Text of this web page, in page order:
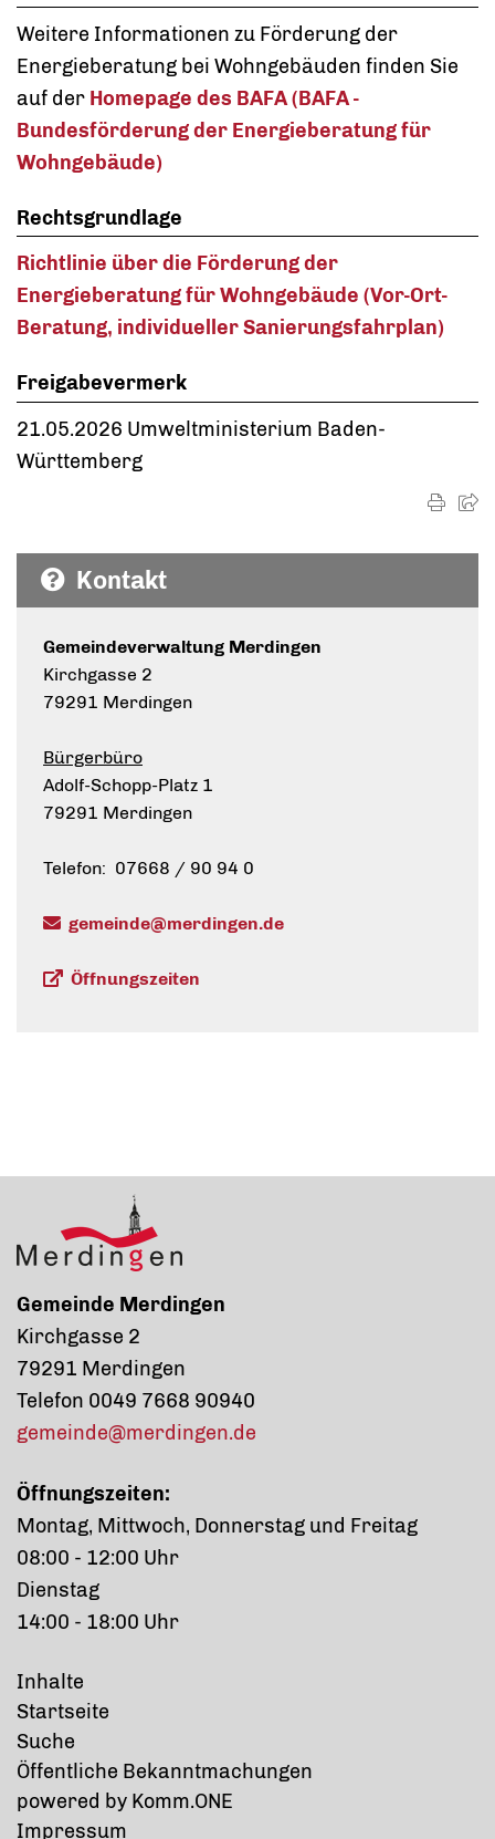
Weitere Informationen zu Förderung der
Energieberatung bei Wohngebäuden finden Sie
auf der Homepage des BAFA (BAFA -
Bundesförderung der Energieberatung für
Wohngebäude)
Rechtsgrundlage
Richtlinie über die Förderung der
Energieberatung für Wohngebäude (Vor-Ort-
Beratung, individueller Sanierungsfahrplan)
Freigabevermerk
21.05.2026 Umweltministerium Baden-
Württemberg
Kontakt
Gemeindeverwaltung Merdingen
Kirchgasse 2
79291 Merdingen
Bürgerbüro
Adolf-Schopp-Platz 1
79291 Merdingen
Telefon: 07668 / 90 94 0
gemeinde@merdingen.de
Öffnungszeiten
Gemeinde Merdingen
Kirchgasse 2
79291 Merdingen
Telefon 0049 7668 90940
gemeinde@merdingen.de
Öffnungszeiten:
Montag, Mittwoch, Donnerstag und Freitag
08:00 - 12:00 Uhr
Dienstag
14:00 - 18:00 Uhr
Inhalte
Startseite
Suche
Öffentliche Bekanntmachungen
powered by Komm.ONE
Impressum